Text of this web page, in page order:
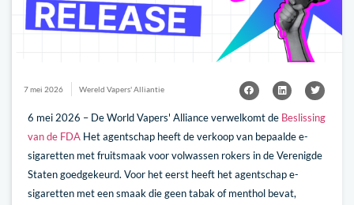
7 mei 2026 Wereld Vapers' Alliantie
6 mei 2026 – De World Vapers' Alliance verwelkomt de Beslissing
van de FDA Het agentschap heeft de verkoop van bepaalde e-
sigaretten met fruitsmaak voor volwassen rokers in de Verenigde
Staten goedgekeurd. Voor het eerst heeft het agentschap e-
sigaretten met een smaak die geen tabak of menthol bevat,